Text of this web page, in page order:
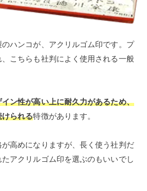
ハンコが、アクリルゴム印です。プ
こちらも社判によく使用される一般
イン性が高い上に耐久力があるため、
けられる特徴があります。
高めになりますが、長く使う社判だ
アクリルゴム印を選ぶのもいいでし